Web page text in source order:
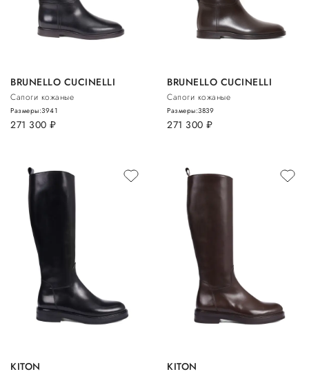
BRUNELLO CUCINELLI
Сапоги кожаные
271 300 руб.
Размеры:3941
BRUNELLO CUCINELLI
Сапоги кожаные
271 300 руб.
Размеры:3839
KITON KITON